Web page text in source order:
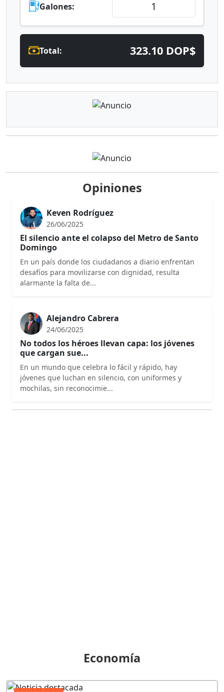
Galones:
Total: 323.10 DOP$
Opiniones
Keven Rodríguez
26/06/2025
El silencio ante el colapso del Metro de Santo
Domingo
En un país donde los ciudadanos a diario enfrentan
desafíos para movilizarse con dignidad, resulta
alarmante la falta de...
Alejandro Cabrera
24/06/2025
No todos los héroes llevan capa: los jóvenes
que cargan sue...
En un mundo que celebra lo fácil y rápido, hay
jóvenes que luchan en silencio, con uniformes y
mochilas, sin reconocimie...
Economía